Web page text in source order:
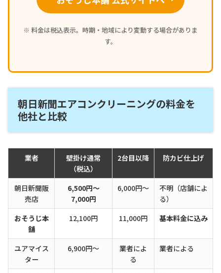
※ 料金は税込表示。時期・地域により変動する場合がありま
す。
朝日新聞エアコンクリーニングの料金を
他社と比較
業者
壁掛け通常
（税込）
2台目以降 防カビ仕上げ
朝日新聞販
売店
6,500円〜
7,000円
6,000円〜
不明（店舗によ
る）
おそうじ本
舗
12,100円 11,000円 基本料金に込み
ユアマイス
ター
6,900円〜
業者によ
る
業者による